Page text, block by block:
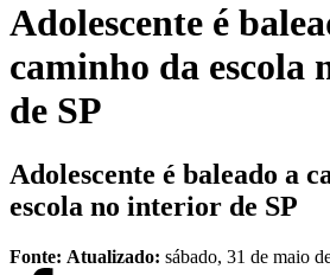
Adolescente é
caminho da escola
de SP
Adolescente é baleado a
escola no interior de SP
Fonte: Atualizado: sábado, 31 de maio